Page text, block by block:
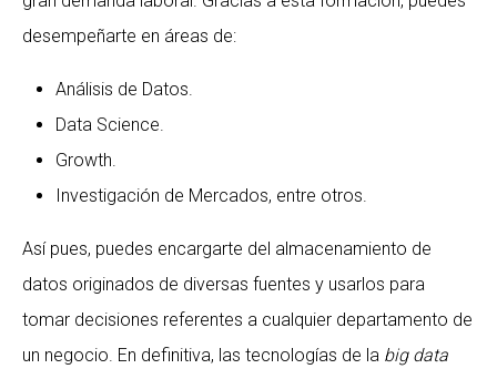
desempeñarte en áreas de:
Análisis de Datos.
Data Science.
Growth.
Investigación de Mercados, entre otros.
Así pues, puedes encargarte del almacenamiento de
datos originados de diversas fuentes y usarlos para
tomar decisiones referentes a cualquier departamento de
un negocio. En definitiva, las tecnologías de la big data